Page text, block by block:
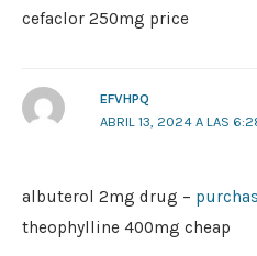
cefaclor 250mg price
EFVHPQ
ABRIL 13, 2024 A LAS
albuterol 2mg drug –
theophylline 400mg cheap